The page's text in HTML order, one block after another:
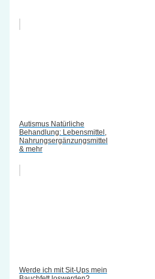
Autismus Natürliche
Behandlung: Lebensmittel,
Nahrungsergänzungsmittel
& mehr
Werde ich mit Sit-Ups mein